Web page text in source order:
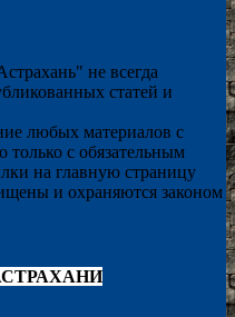
не всегда
статей и
любых материалов с
с обязательным
на главную страницу
и охраняются законом